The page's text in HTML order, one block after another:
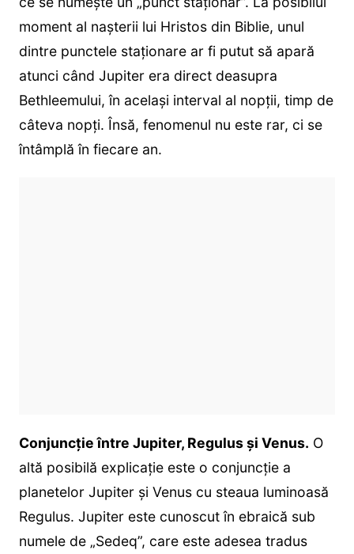
moment al nașterii lui Hristos din Biblie, unul
dintre punctele staționare ar fi putut să apară
atunci când Jupiter era direct deasupra
Bethleemului, în același interval al nopții, timp de
câteva nopți. Însă, fenomenul nu este rar, ci se
întâmplă în fiecare an.
Conjuncție între Jupiter, Regulus și Venus. O
altă posibilă explicație este o conjuncție a
planetelor Jupiter și Venus cu steaua luminoasă
Regulus. Jupiter este cunoscut în ebraică sub
numele de „Sedeq”, care este adesea tradus